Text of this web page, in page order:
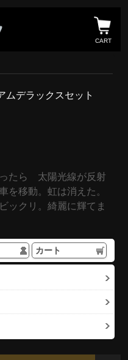
CART
ムデラックスセット
たら 太陽光線が反射
移動。虹は消えた。
ックリ。綺麗に輝てま
カート